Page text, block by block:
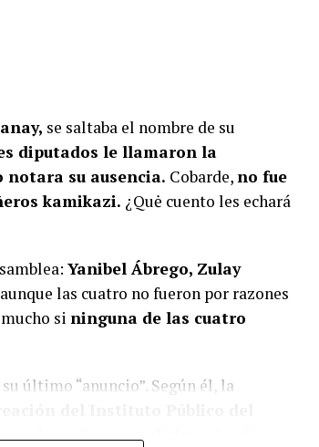
se saltaba el nombre de su
diputados le llamaron la
notara su ausencia. Cobarde,no fue
kamikazi. ¿Quė cuento les echará
Yanibel Ábrego, Zulay
aunque las cuatro no fueron por razones
si ninguna de las cuatro
último “anuncio”. Según él, la
políticos.